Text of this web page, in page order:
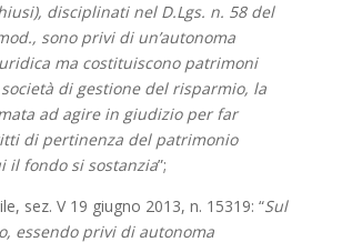
disciplinati nel D.Lgs. n. 58 del
sono privi di un’autonoma
ma costituiscono patrimoni
di gestione del risparmio, la
ad agire in giudizio per far
di pertinenza del patrimonio
il fondo si sostanzia”;
sez. V 19 giugno 2013, n. 15319: “Sul
essendo privi di autonoma